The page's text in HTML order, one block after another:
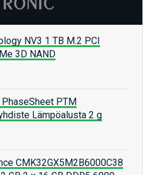
NV3 1 TB M.2 PCI
3D NAND
PTM
Lämpöalusta 2 g
CMK32GX5M2B6000C38